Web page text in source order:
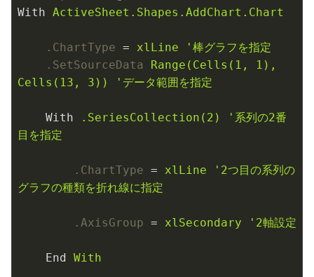
With ActiveSheet.Shapes.AddChart.Chart
.ChartType = xlLine '棒グラフを指定
.SetSourceData
Range(Cells(1, 1),
Cells(13, 3)) 'データ範囲を指定
With
.SeriesCollection(2) '系列の2番
目を指定
.ChartType = xlLine '2つ目の系列の
グラフの種類を折れ線に指定
.AxisGroup = xlSecondary '2軸設定
End With